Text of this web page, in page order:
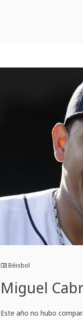
Béisbol
Miguel
Este año no hubo